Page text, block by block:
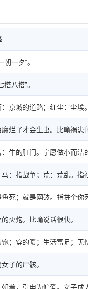
朝一夕”。
搭八搭”。
京城的道路；红尘：尘埃
腐烂了才会生虫。比喻祸患
牛的肛门。宁愿做小而洁
：指战争；荒：荒乱。指
死；就是网破。指拼个你
火炮。比喻说话很快。
饱；穿的暖；生活富足；无
子的尸骸。
朝着，引申为偏爱。女子成